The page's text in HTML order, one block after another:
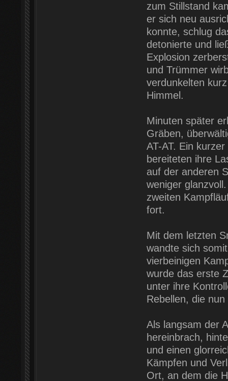
zum Stillstand
er sich neu
konnte, schlug
detonierte und
Explosion
und Trümmer
verdunkelten
Himmel.
Minuten später
Gräben,
AT-AT. Ein
bereiteten ihre
auf der anderen
weniger
zweiten
fort.
Mit dem letzten
wandte sich
vierbeinigen
wurde das erste
unter ihre
Rebellen, die
Als langsam der
hereinbrach,
und einen
Kämpfen und
Ort, an dem die